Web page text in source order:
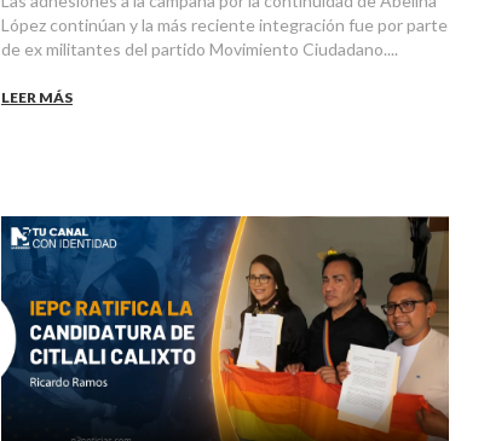
López continúan y la más reciente integración fue por parte
de ex militantes del partido Movimiento Ciudadano....
LEER MÁS